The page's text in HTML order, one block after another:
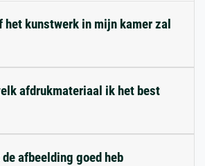
het kunstwerk in mijn kamer zal
afdrukmateriaal ik het best
afbeelding goed heb